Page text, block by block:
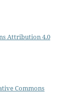
Attribution 4.0
Commons